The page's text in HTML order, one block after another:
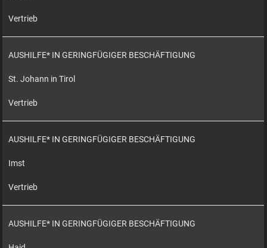
Vertrieb
AUSHILFE* IN GERINGFÜGIGER BESCHÄFTIGUNG
St. Johann in Tirol
Vertrieb
AUSHILFE* IN GERINGFÜGIGER BESCHÄFTIGUNG
Imst
Vertrieb
AUSHILFE* IN GERINGFÜGIGER BESCHÄFTIGUNG